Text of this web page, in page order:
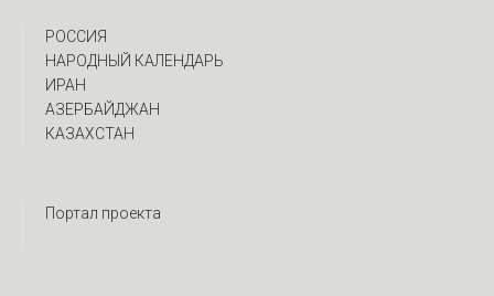
РОССИЯ
НАРОДНЫЙ КАЛЕНДАРЬ
ИРАН
АЗЕРБАЙДЖАН
КАЗАХСТАН
Портал проекта